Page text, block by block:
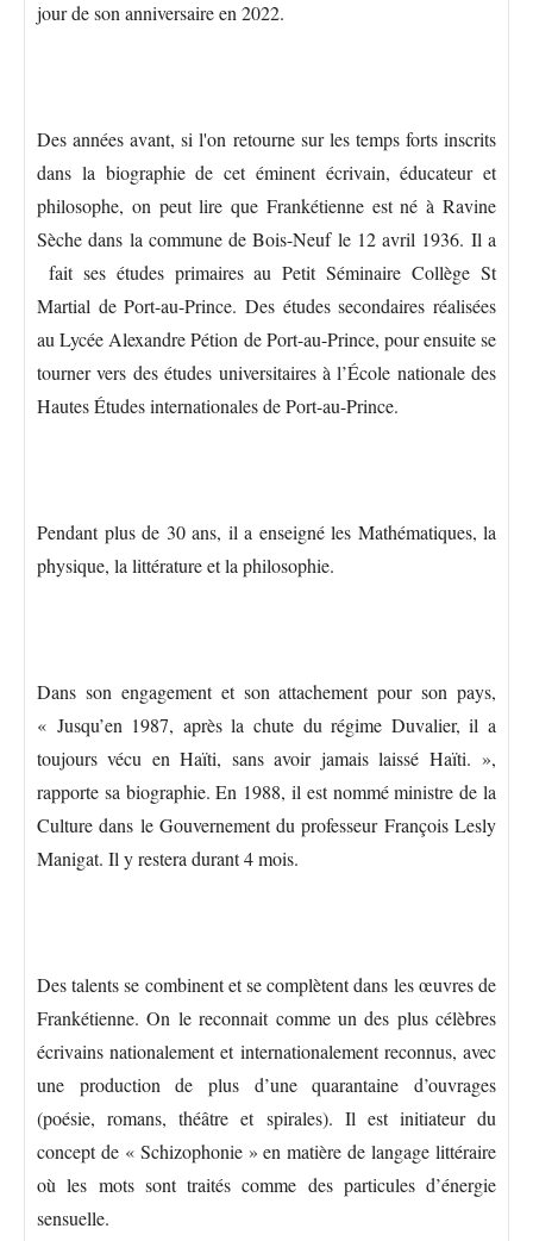
jour de son anniversaire en 2022.
Des années avant, si l'on retourne sur les temps forts inscrits
dans la biographie de cet éminent écrivain, éducateur et
philosophe, on peut lire que Frankétienne est né à Ravine
Sèche dans la commune de Bois-Neuf le 12 avril 1936. Il a
fait ses études primaires au Petit Séminaire Collège St
Martial de Port-au-Prince. Des études secondaires réalisées
au Lycée Alexandre Pétion de Port-au-Prince, pour ensuite se
tourner vers des études universitaires à l’École nationale des
Hautes Études internationales de Port-au-Prince.
Pendant plus de 30 ans, il a enseigné les Mathématiques, la
physique, la littérature et la philosophie.
Dans son engagement et son attachement pour son pays,
« Jusqu’en 1987, après la chute du régime Duvalier, il a
toujours vécu en Haïti, sans avoir jamais laissé Haïti. »,
rapporte sa biographie. En 1988, il est nommé ministre de la
Culture dans le Gouvernement du professeur François Lesly
Manigat. Il y restera durant 4 mois.
Des talents se combinent et se complètent dans les œuvres de
Frankétienne. On le reconnait comme un des plus célèbres
écrivains nationalement et internationalement reconnus, avec
une production de plus d’une quarantaine d’ouvrages
(poésie, romans, théâtre et spirales). Il est initiateur du
concept de « Schizophonie » en matière de langage littéraire
où les mots sont traités comme des particules d’énergie
sensuelle.